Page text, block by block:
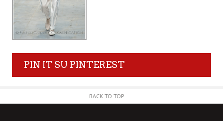
PIN IT SU PINTEREST
BACK TO TOP